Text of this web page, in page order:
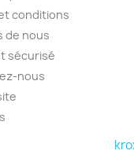
conditions
de nous
sécurisé
nous